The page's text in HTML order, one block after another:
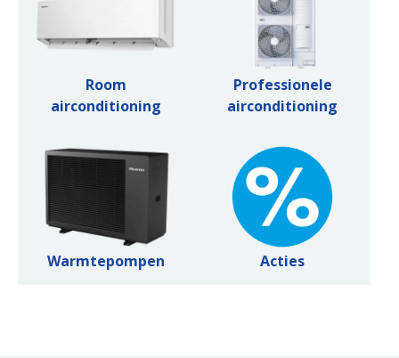
Room
airconditioning
Professionele
airconditioning
Warmtepompen Acties